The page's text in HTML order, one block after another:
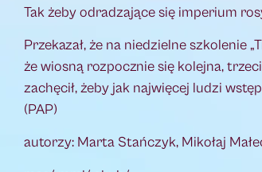
Tak żeby odradzające się imperium
Przekazał, że na niedzielne szkolenie
że wiosną rozpocznie się kolejna,
zachęcił, żeby jak najwięcej ludzi
(PAP)
autorzy: Marta Stańczyk, Mikołaj